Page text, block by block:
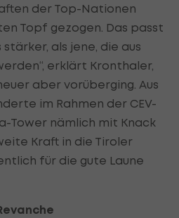
der Top-Nationen
Topf gezogen. Das passt
als jene, die aus
erklärt Kronthaler,
aber vorüberging. Aus
im Rahmen der CEV-
Tower nämlich mit Knack
Kraft in die Tiroler
für die gute Laune